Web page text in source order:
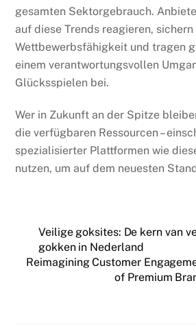
gesamten Sektorgebrauch.
auf diese Trends reagieren, sichern
Wettbewerbsfähigkeit und tragen
einem verantwortungsvollen
Glücksspielen bei.
Wer in Zukunft an der Spitze
die verfügbaren Ressourcen –
spezialisierter Plattformen wie
nutzen, um auf dem neuesten
Veilige goksites: De kern van
gokken in Nederland
Reimagining Customer
of Premium